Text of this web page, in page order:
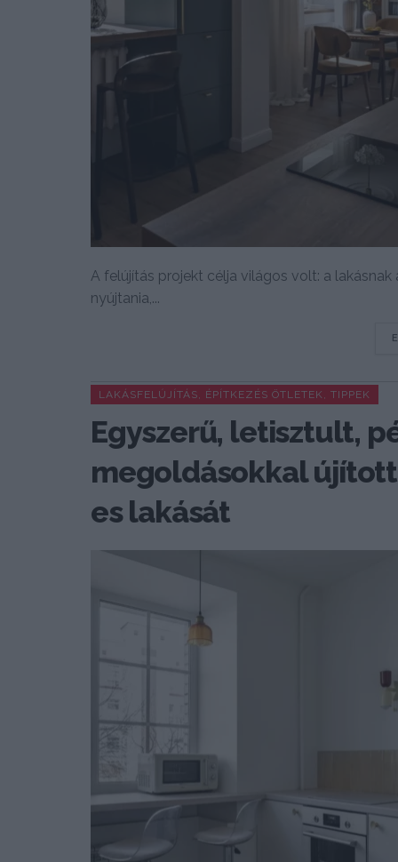
A felújítás projekt célja világos volt: a
nyújtania,...
LAKÁSFELÚJÍTÁS, ÉPÍTKEZÉS ÖTLETEK, TIPPEK
Egyszerű, letisztult,
megoldásokkal
es lakását